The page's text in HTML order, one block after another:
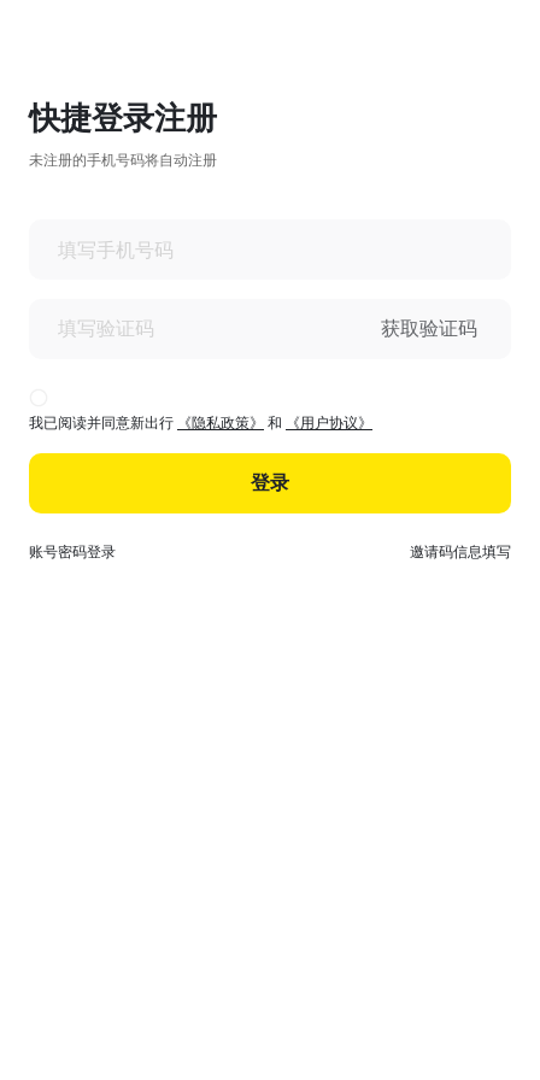
快捷登录注册
未注册的手机号码将自动注册
获取验证码
我已阅读并同意新出行 《隐私政策》 和 《用户协议》
登录
账号密码登录 邀请码信息填写